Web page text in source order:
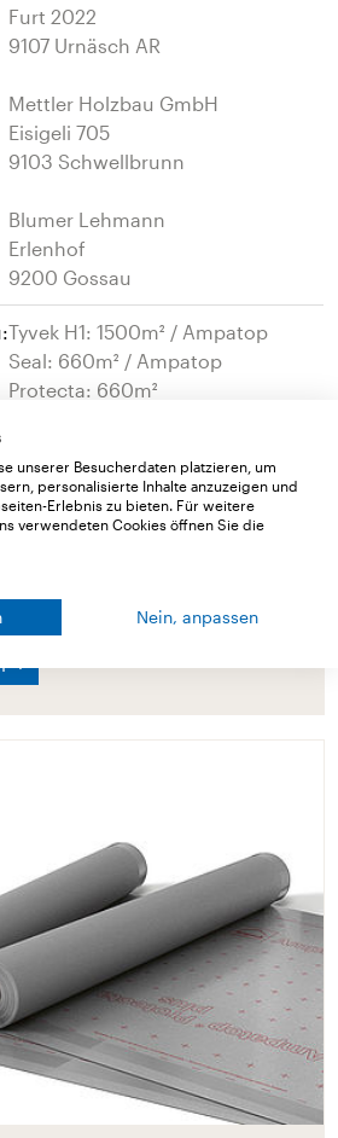
Furt 2022
9107 Urnäsch AR
Mettler Holzbau GmbH
Eisigeli 705
9103 Schwellbrunn
Blumer Lehmann
Erlenhof
9200 Gossau
Tyvek H1: 1500m² / Ampatop
Seal: 660m² / Ampatop
Protecta: 660m²
Ampack-
Produkte
unserer Besucherdaten platzieren, um
personalisierte Inhalte anzuzeigen und
Erlebnis zu bieten. Für weitere
verwendeten Cookies öffnen Sie die
Nein, anpassen